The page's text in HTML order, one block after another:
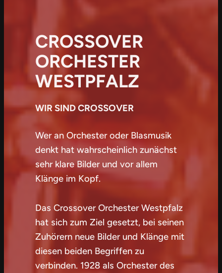
CROSSOVER
ORCHESTER
WESTPFALZ
WIR SIND CROSSOVER
Wer an Orchester oder Blasmusik
denkt hat wahrscheinlich zunächst
sehr klare Bilder und vor allem
Klänge im Kopf.
Das Crossover Orchester Westpfalz
hat sich zum Ziel gesetzt, bei seinen
Zuhörern neue Bilder und Klänge mit
diesen beiden Begriffen zu
verbinden. 1928 als Orchester des